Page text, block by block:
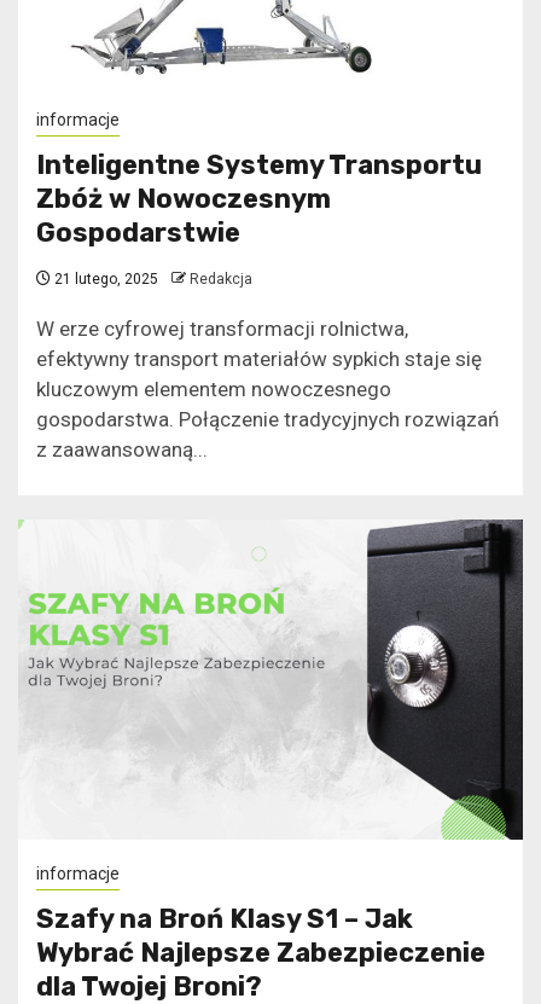
informacje
Inteligentne Systemy Transportu
Zbóż w Nowoczesnym
Gospodarstwie
21 lutego, 2025 Redakcja
W erze cyfrowej transformacji rolnictwa,
efektywny transport materiałów sypkich staje się
kluczowym elementem nowoczesnego
gospodarstwa. Połączenie tradycyjnych rozwiązań
z zaawansowaną...
informacje
Szafy na Broń Klasy S1 – Jak
Wybrać Najlepsze Zabezpieczenie
dla Twojej Broni?